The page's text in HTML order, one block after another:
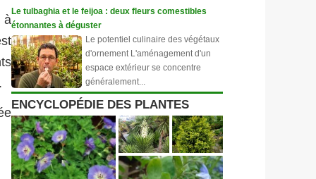
à
Le tulbaghia et le feijoa : deux fleurs comestibles
étonnantes à déguster
Le potentiel culinaire des végétaux
d'ornement L'aménagement d'un
espace extérieur se concentre
généralement...
ENCYCLOPÉDIE DES PLANTES